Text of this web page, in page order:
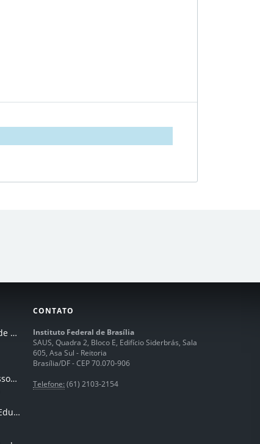
I Seminário de Integridade do IFB
Humanização dos processos de trabalhos em tempos de IA
Inteligência Artificial na Educação Profissional e Tecnológica: potencialidades, desafios e desenvolvimento docente
CONTATO
Instituto Federal de Brasília
SAUS, Quadra 2, Bloco E, Edifício Siderbrás, Sala
605, Asa Sul - Reitoria
Brasília/DF - CEP 70.070-906
Telefone: (61) 2103-2154